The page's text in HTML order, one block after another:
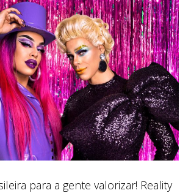
para a gente valorizar! Reality